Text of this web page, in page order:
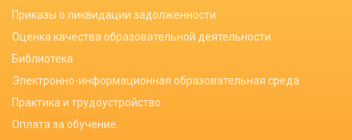
Приказы о ликвидации задолженности
Оценка качества образовательной деятельности
Библиотека
Электронно-информационная образовательная среда
Практика и трудоустройство
Оплата за обучение